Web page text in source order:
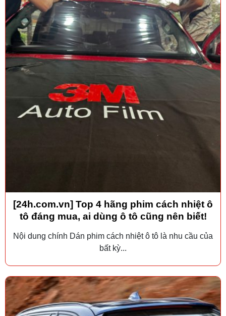
[24h.com.vn] Top 4 hãng phim cách nhiệt ô
tô đáng mua, ai dùng ô tô cũng nên biết!
Nội dung chính Dán phim cách nhiệt ô tô là nhu cầu của
bất kỳ...